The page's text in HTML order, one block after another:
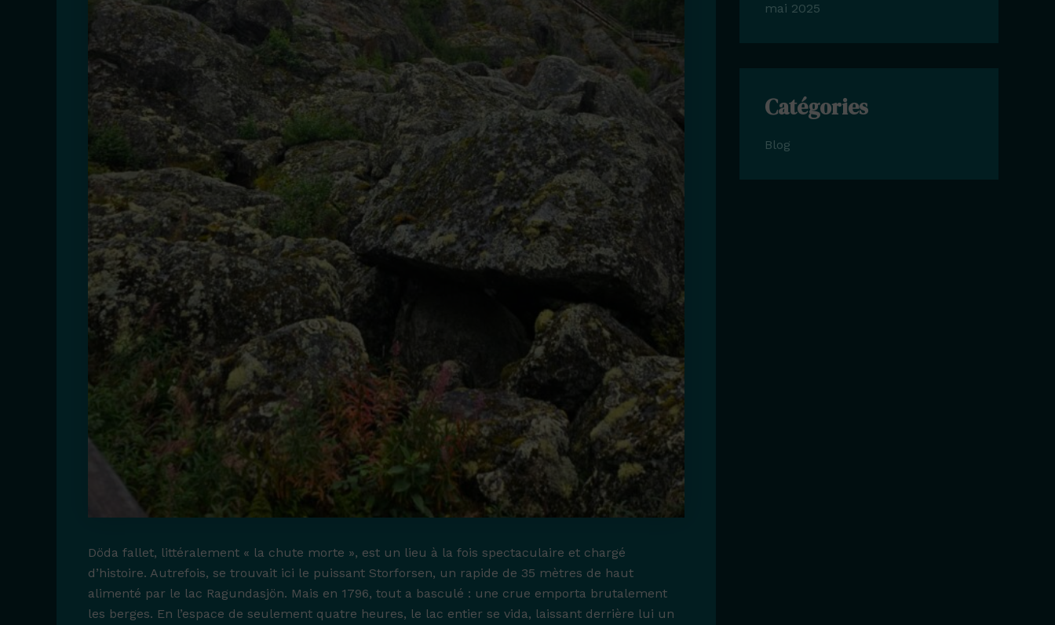
Döda fallet, littéralement « la chute morte », est un lieu à la fois spectaculaire et chargé
d’histoire. Autrefois, se trouvait ici le puissant Storforsen, un rapide de 35 mètres de haut
alimenté par le lac Ragundasjön. Mais en 1796, tout a basculé : une crue emporta brutalement
les berges. En l’espace de seulement quatre heures, le lac entier se vida, laissant derrière lui un
mai 2025
Catégories
Blog